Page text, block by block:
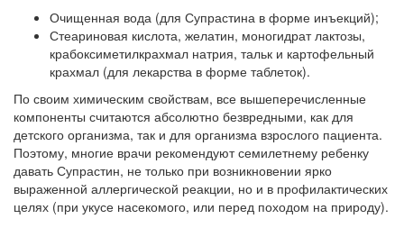
Очищенная вода (для Супрастина в форме инъекций);
Стеариновая кислота, желатин, моногидрат лактозы,
крабоксиметилкрахмал натрия, тальк и картофельный
крахмал (для лекарства в форме таблеток).
По своим химическим свойствам, все вышеперечисленные
компоненты считаются абсолютно безвредными, как для
детского организма, так и для организма взрослого пациента.
Поэтому, многие врачи рекомендуют семилетнему ребенку
давать Супрастин, не только при возникновении ярко
выраженной аллергической реакции, но и в профилактических
целях (при укусе насекомого, или перед походом на природу).